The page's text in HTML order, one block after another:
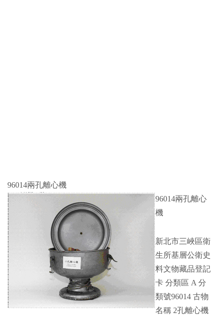
96014兩孔離心機
96014兩孔離心
機
新北市三峽區衛
生所基層公衛史
料文物藏品登記
卡 分類區 A 分
類號96014 古物
名稱 2孔離心機